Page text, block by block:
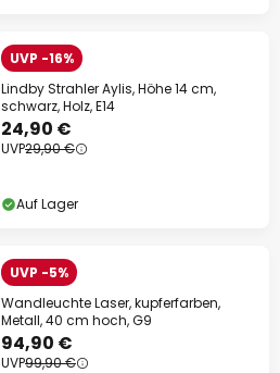
UVP -16%
Lindby Strahler Aylis, Höhe 14 cm,
schwarz, Holz, E14
24,90 €
UVP29,90 €
Auf Lager
UVP -5%
Wandleuchte Laser, kupferfarben,
Metall, 40 cm hoch, G9
94,90 €
UVP99,90 €